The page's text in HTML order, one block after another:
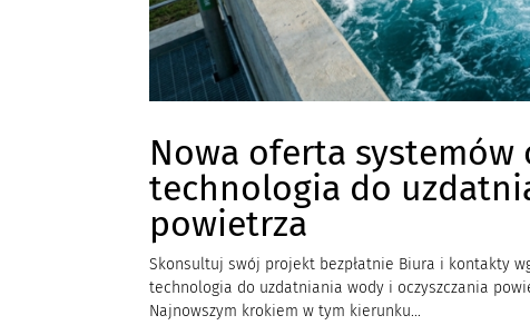
Nowa oferta
technologia do
powietrza
Skonsultuj swój projekt bezpłatnie Biura i kontakty
technologia do uzdatniania wody i oczyszczania
Najnowszym krokiem w tym kierunku...